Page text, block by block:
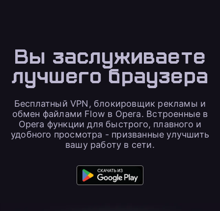
Вы заслуживаете
лучшего браузера
Бесплатный VPN, блокировщик рекламы и
обмен файлами Flow в Opera. Встроенные в
Opera функции для быстрого, плавного и
удобного просмотра - призванные улучшить
вашу работу в сети.